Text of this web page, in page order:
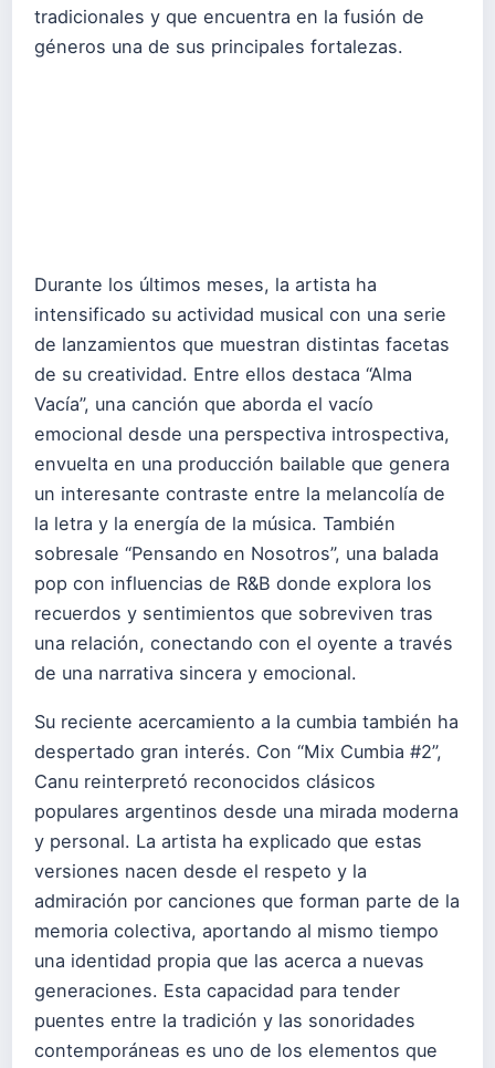
tradicionales y que encuentra en la fusión de
géneros una de sus principales fortalezas.
Durante los últimos meses, la artista ha
intensificado su actividad musical con una serie
de lanzamientos que muestran distintas facetas
de su creatividad. Entre ellos destaca “Alma
Vacía”, una canción que aborda el vacío
emocional desde una perspectiva introspectiva,
envuelta en una producción bailable que genera
un interesante contraste entre la melancolía de
la letra y la energía de la música. También
sobresale “Pensando en Nosotros”, una balada
pop con influencias de R&B donde explora los
recuerdos y sentimientos que sobreviven tras
una relación, conectando con el oyente a través
de una narrativa sincera y emocional.
Su reciente acercamiento a la cumbia también ha
despertado gran interés. Con “Mix Cumbia #2”,
Canu reinterpretó reconocidos clásicos
populares argentinos desde una mirada moderna
y personal. La artista ha explicado que estas
versiones nacen desde el respeto y la
admiración por canciones que forman parte de la
memoria colectiva, aportando al mismo tiempo
una identidad propia que las acerca a nuevas
generaciones. Esta capacidad para tender
puentes entre la tradición y las sonoridades
contemporáneas es uno de los elementos que